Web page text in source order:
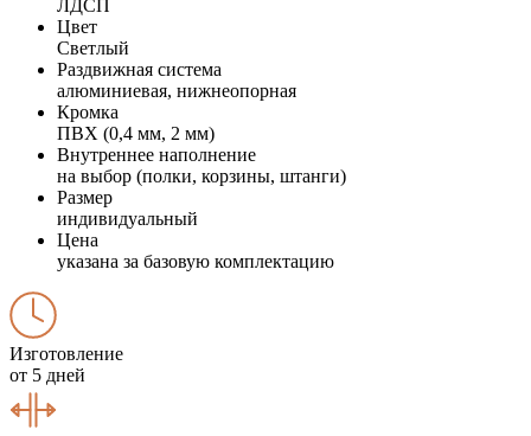
ЛДСП
Цвет
Светлый
Раздвижная система
алюминиевая, нижнеопорная
Кромка
ПВХ (0,4 мм, 2 мм)
Внутреннее наполнение
на выбор (полки, корзины, штанги)
Размер
индивидуальный
Цена
указана за базовую комплектацию
Изготовление
от 5 дней